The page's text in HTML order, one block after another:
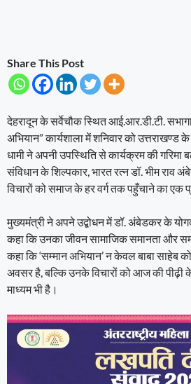
Share This Post
देहरादून के सर्वेचौक स्थित आई.आर.डी.टी.
अभियान” कार्यशाला में शनिवार को उत्तराखण्ड
धामी ने अपनी उपस्थिति से कार्यक्रम की गरिमा
संविधान के शिल्पकार, भारत रत्न डॉ. भीम राव
विचारों को समाज के हर वर्ग तक पहुँचाने का एक
मुख्यमंत्री ने अपने उद्बोधन में डॉ. अंबेडकर के
कहा कि उनका जीवन सामाजिक समानता और
कहा कि ‘सम्मान अभियान’ न केवल बाबा साहेब
अवसर है, बल्कि उनके विचारों को आज की पीढ़ी
माध्यम भी है।